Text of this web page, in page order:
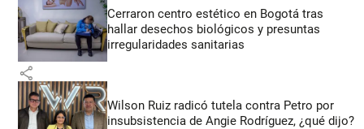
Cerraron centro estético en Bogotá tras
hallar desechos biológicos y presuntas
irregularidades sanitarias
share
Wilson Ruiz radicó tutela contra Petro por
insubsistencia de Angie Rodríguez, ¿qué dijo?